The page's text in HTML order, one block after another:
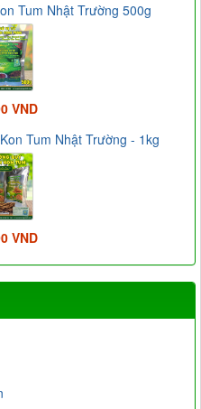
Tum Nhật Trường 500g
VND
Tum Nhật Trường - 1kg
VND